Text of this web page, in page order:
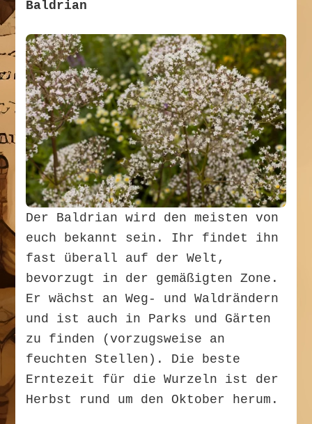
Baldrian
Der Baldrian wird den meisten von
euch bekannt sein. Ihr findet ihn
fast überall auf der Welt,
bevorzugt in der gemäßigten Zone.
Er wächst an Weg- und Waldrändern
und ist auch in Parks und Gärten
zu finden (vorzugsweise an
feuchten Stellen). Die beste
Erntezeit für die Wurzeln ist der
Herbst rund um den Oktober herum.